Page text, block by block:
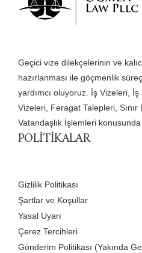
Geçici vize dilekçelerinin ve
hazırlanması ile göçmenlik
yardımcı oluyoruz. İş Vizeleri,
Vizeleri, Feragat Talepleri, Sınır
Vatandaşlık İşlemleri
POLİTİKALAR
Gizlilik Politikası
Şartlar ve Koşullar
Yasal Uyarı
Çerez Tercihleri
Gönderim Politikası (Yakında